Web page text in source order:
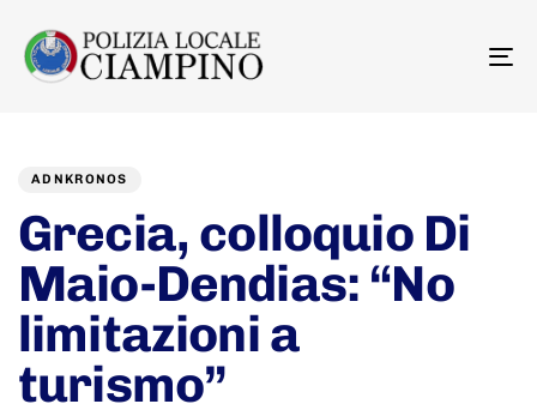
ADNKRONOS
Grecia, colloquio Di
Maio-Dendias: “No
limitazioni a
turismo”